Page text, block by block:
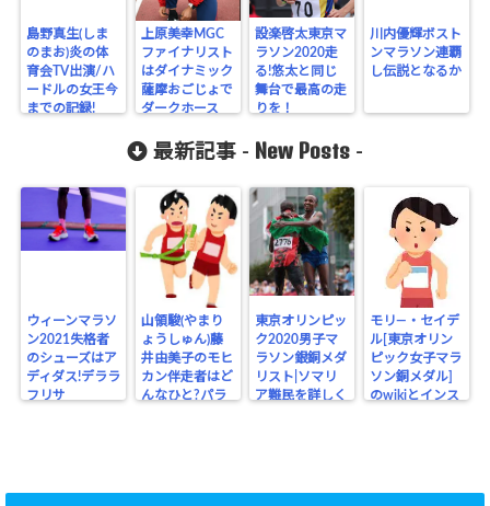
島野真生(しま
のまお)炎の体
育会TV出演/ハ
ードルの女王今
までの記録!
上原美幸MGC
ファイナリスト
はダイナミック
薩摩おごじょで
ダークホース
設楽啓太東京マ
ラソン2020走
る!悠太と同じ
舞台で最高の走
りを！
川内優輝ボスト
ンマラソン連覇
し伝説となるか
最新記事 - New Posts -
ウィーンマラソ
ン2021失格者
のシューズはア
ディダス!デララ
フリサ
山領駿(やまり
ょうしゅん)藤
井由美子のモヒ
カン伴走者はど
んなひと?パラ
東京オリンピッ
ク2020男子マ
ラソン銀銅メダ
リスト|ソマリ
ア難民を詳しく
モリ―・セイデ
ル[東京オリン
ピック女子マラ
ソン銅メダル]
のwikiとインス